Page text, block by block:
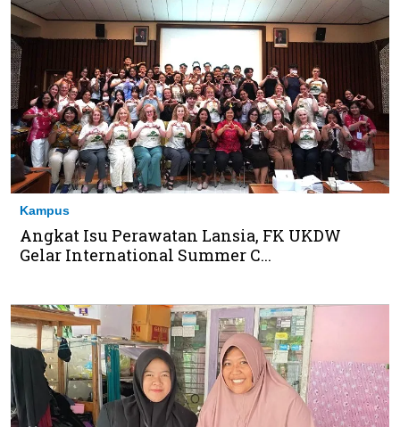
Kampus
Angkat Isu Perawatan Lansia, FK UKDW
Gelar International Summer C...